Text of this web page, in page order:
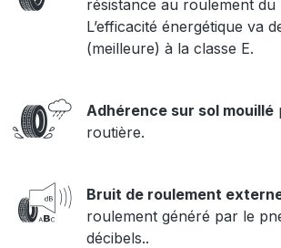
résistance au roulement du
L’efficacité énergétique va
(meilleure) à la classe E.
Adhérence sur sol mouillé
routière.
Bruit de roulement
roulement généré par le
décibels..